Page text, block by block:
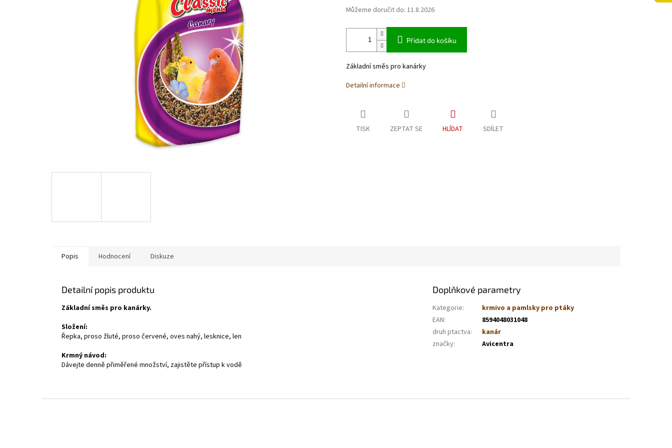
Můžeme doručit do: 11.8.2026
Přidat do košíku
Základní směs pro kanárky
Detailní informace
TISK ZEPTAT SE HLÍDAT SDÍLET
Popis Hodnocení Diskuze
Detailní popis produktu
Základní směs pro kanárky.
Složení:
Řepka, proso žluté, proso červené, oves nahý, lesknice, len
Krmný návod:
Dávejte denně přiměřené množství, zajistěte přístup k vodě
Doplňkové parametry
Kategorie:
krmivo a pamlsky pro ptáky
EAN:
8594048031048
druh ptactva:
kanár
značky: Avicentra